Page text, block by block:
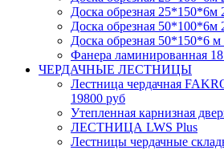
Доска обрезная 25*150*6м
Доска обрезная 50*100*6м
Доска обрезная 50*150*6
Фанера ламинированная
ЧЕРДАЧНЫЕ ЛЕСТНИЦЫ
Лестница чердачная
19800 руб
Утепленная карнизная
ЛЕСТНИЦА LWS Plus
Лестницы чердачные